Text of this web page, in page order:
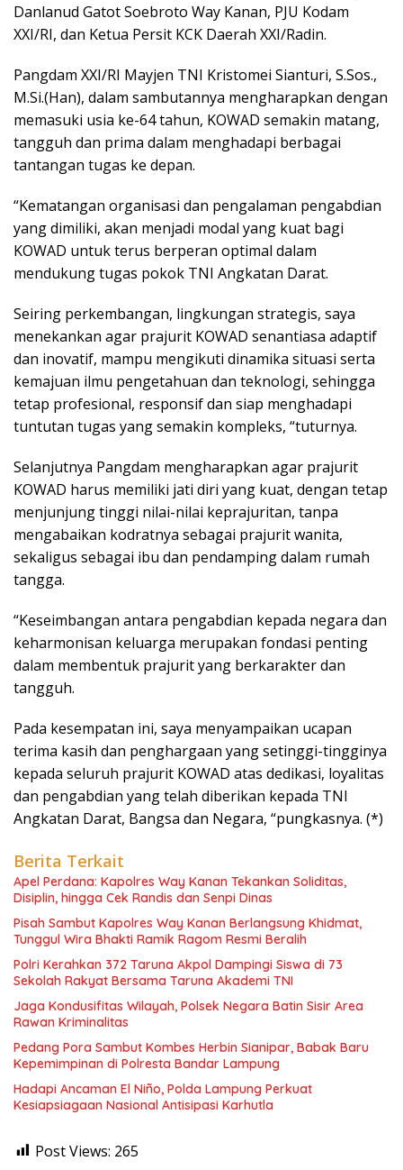
Danlanud Gatot Soebroto Way Kanan, PJU Kodam
XXI/RI, dan Ketua Persit KCK Daerah XXI/Radin.
Pangdam XXI/RI Mayjen TNI Kristomei Sianturi, S.Sos.,
M.Si.(Han), dalam sambutannya mengharapkan dengan
memasuki usia ke-64 tahun, KOWAD semakin matang,
tangguh dan prima dalam menghadapi berbagai
tantangan tugas ke depan.
“Kematangan organisasi dan pengalaman pengabdian
yang dimiliki, akan menjadi modal yang kuat bagi
KOWAD untuk terus berperan optimal dalam
mendukung tugas pokok TNI Angkatan Darat.
Seiring perkembangan, lingkungan strategis, saya
menekankan agar prajurit KOWAD senantiasa adaptif
dan inovatif, mampu mengikuti dinamika situasi serta
kemajuan ilmu pengetahuan dan teknologi, sehingga
tetap profesional, responsif dan siap menghadapi
tuntutan tugas yang semakin kompleks, “tuturnya.
Selanjutnya Pangdam mengharapkan agar prajurit
KOWAD harus memiliki jati diri yang kuat, dengan tetap
menjunjung tinggi nilai-nilai keprajuritan, tanpa
mengabaikan kodratnya sebagai prajurit wanita,
sekaligus sebagai ibu dan pendamping dalam rumah
tangga.
“Keseimbangan antara pengabdian kepada negara dan
keharmonisan keluarga merupakan fondasi penting
dalam membentuk prajurit yang berkarakter dan
tangguh.
Pada kesempatan ini, saya menyampaikan ucapan
terima kasih dan penghargaan yang setinggi-tingginya
kepada seluruh prajurit KOWAD atas dedikasi, loyalitas
dan pengabdian yang telah diberikan kepada TNI
Angkatan Darat, Bangsa dan Negara, “pungkasnya. (*)
Berita Terkait
Apel Perdana: Kapolres Way Kanan Tekankan Soliditas,
Disiplin, hingga Cek Randis dan Senpi Dinas
Pisah Sambut Kapolres Way Kanan Berlangsung Khidmat,
Tunggul Wira Bhakti Ramik Ragom Resmi Beralih
Polri Kerahkan 372 Taruna Akpol Dampingi Siswa di 73
Sekolah Rakyat Bersama Taruna Akademi TNI
Jaga Kondusifitas Wilayah, Polsek Negara Batin Sisir Area
Rawan Kriminalitas
Pedang Pora Sambut Kombes Herbin Sianipar, Babak Baru
Kepemimpinan di Polresta Bandar Lampung
Hadapi Ancaman El Niño, Polda Lampung Perkuat
Kesiapsiagaan Nasional Antisipasi Karhutla
Post Views: 265